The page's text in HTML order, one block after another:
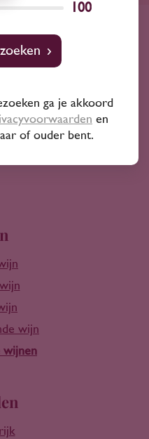
assortiment
adviseren
wijn
wijnen
100
ga je akkoord
en
of ouder bent.